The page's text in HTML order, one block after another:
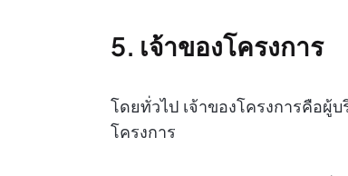
5. เจ้าของโครงการ
โดยทั่วไป เจ้าของโครงการคือผู้
โครงการ